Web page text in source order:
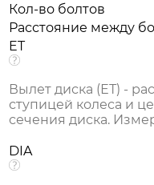
Кол-во болтов
Расстояние между
ET
Вылет диска (ЕТ) -
ступицей колеса и
сечения диска.
DIA